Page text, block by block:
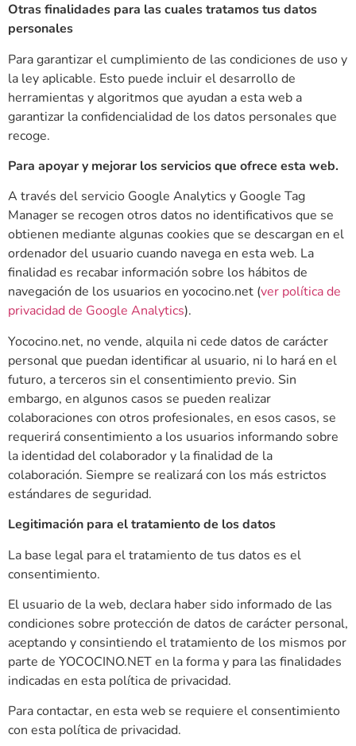
Otras finalidades para las cuales tratamos tus datos
personales
Para garantizar el cumplimiento de las condiciones de uso y
la ley aplicable. Esto puede incluir el desarrollo de
herramientas y algoritmos que ayudan a esta web a
garantizar la confidencialidad de los datos personales que
recoge.
Para apoyar y mejorar los servicios que ofrece esta web.
A través del servicio Google Analytics y Google Tag
Manager se recogen otros datos no identificativos que se
obtienen mediante algunas cookies que se descargan en el
ordenador del usuario cuando navega en esta web. La
finalidad es recabar información sobre los hábitos de
navegación de los usuarios en yococino.net (ver política de
privacidad de Google Analytics).
Yococino.net, no vende, alquila ni cede datos de carácter
personal que puedan identificar al usuario, ni lo hará en el
futuro, a terceros sin el consentimiento previo. Sin
embargo, en algunos casos se pueden realizar
colaboraciones con otros profesionales, en esos casos, se
requerirá consentimiento a los usuarios informando sobre
la identidad del colaborador y la finalidad de la
colaboración. Siempre se realizará con los más estrictos
estándares de seguridad.
Legitimación para el tratamiento de los datos
La base legal para el tratamiento de tus datos es el
consentimiento.
El usuario de la web, declara haber sido informado de las
condiciones sobre protección de datos de carácter personal,
aceptando y consintiendo el tratamiento de los mismos por
parte de YOCOCINO.NET en la forma y para las finalidades
indicadas en esta política de privacidad.
Para contactar, en esta web se requiere el consentimiento
con esta política de privacidad.